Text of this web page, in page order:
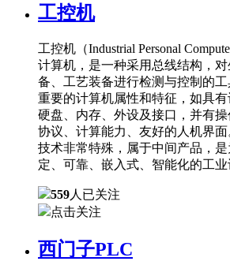
工控机
工控机（Industrial Personal
计算机，是一种采用总线结构，
备、工艺装备进行检测与控制的
重要的计算机属性和特征，如具有
硬盘、内存、外设及接口，并有
协议、计算能力、友好的人机界
技术非常特殊，属于中间产品，
定、可靠、嵌入式、智能化的工业
559人已关注
点击关注
西门子PLC